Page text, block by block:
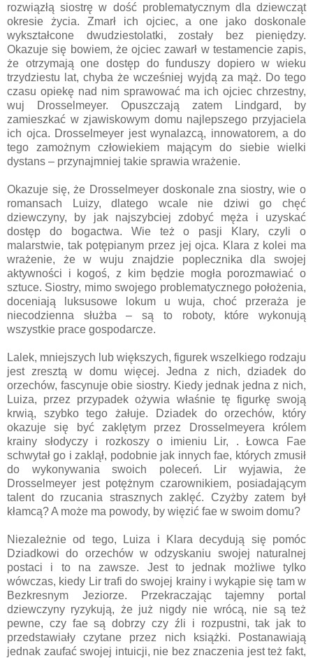
rozwiązłą siostrę w dość problematycznym dla dziewcząt
okresie życia. Zmarł ich ojciec, a one jako doskonale
wykształcone dwudziestolatki, zostały bez pieniędzy.
Okazuje się bowiem, że ojciec zawarł w testamencie zapis,
że otrzymają one dostęp do funduszy dopiero w wieku
trzydziestu lat, chyba że wcześniej wyjdą za mąż. Do tego
czasu opiekę nad nim sprawować ma ich ojciec chrzestny,
wuj Drosselmeyer. Opuszczają zatem Lindgard, by
zamieszkać w zjawiskowym domu najlepszego przyjaciela
ich ojca. Drosselmeyer jest wynalazcą, innowatorem, a do
tego zamożnym człowiekiem mającym do siebie wielki
dystans – przynajmniej takie sprawia wrażenie.
Okazuje się, że Drosselmeyer doskonale zna siostry, wie o
romansach Luizy, dlatego wcale nie dziwi go chęć
dziewczyny, by jak najszybciej zdobyć męża i uzyskać
dostęp do bogactwa. Wie też o pasji Klary, czyli o
malarstwie, tak potępianym przez jej ojca. Klara z kolei ma
wrażenie, że w wuju znajdzie poplecznika dla swojej
aktywności i kogoś, z kim będzie mogła porozmawiać o
sztuce. Siostry, mimo swojego problematycznego położenia,
doceniają luksusowe lokum u wuja, choć przeraża je
niecodzienna służba – są to roboty, które wykonują
wszystkie prace gospodarcze.
Lalek, mniejszych lub większych, figurek wszelkiego rodzaju
jest zresztą w domu więcej. Jedna z nich, dziadek do
orzechów, fascynuje obie siostry. Kiedy jednak jedna z nich,
Luiza, przez przypadek ożywia właśnie tę figurkę swoją
krwią, szybko tego żałuje. Dziadek do orzechów, który
okazuje się być zaklętym przez Drosselmeyera królem
krainy słodyczy i rozkoszy o imieniu Lir, . Łowca Fae
schwytał go i zaklął, podobnie jak innych fae, których zmusił
do wykonywania swoich poleceń. Lir wyjawia, że
Drosselmeyer jest potężnym czarownikiem, posiadającym
talent do rzucania strasznych zaklęć. Czyżby zatem był
kłamcą? A może ma powody, by więzić fae w swoim domu?
Niezależnie od tego, Luiza i Klara decydują się pomóc
Dziadkowi do orzechów w odzyskaniu swojej naturalnej
postaci i to na zawsze. Jest to jednak możliwe tylko
wówczas, kiedy Lir trafi do swojej krainy i wykąpie się tam w
Bezkresnym Jeziorze. Przekraczając tajemny portal
dziewczyny ryzykują, że już nigdy nie wrócą, nie są też
pewne, czy fae są dobrzy czy źli i rozpustni, tak jak to
przedstawiały czytane przez nich książki. Postanawiają
jednak zaufać swojej intuicji, nie bez znaczenia jest też fakt,